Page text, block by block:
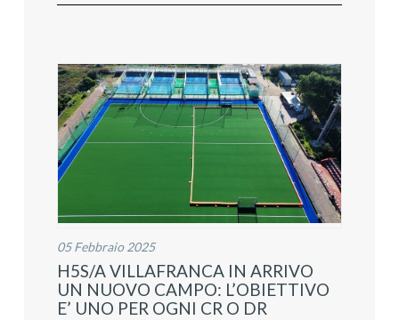
05 Febbraio 2025
H5S/A VILLAFRANCA IN ARRIVO
UN NUOVO CAMPO: L’OBIETTIVO
E’ UNO PER OGNI CR O DR